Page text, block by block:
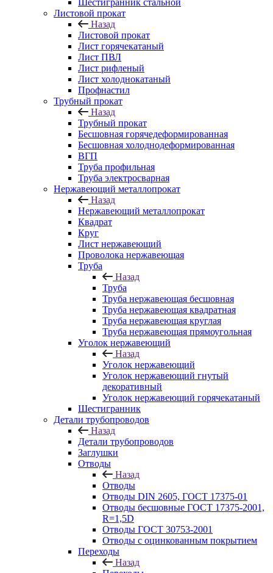
Шестигранник стальной
Листовой прокат
Назад
Листовой прокат
Лист горячекатаный
Лист ПВЛ
Лист рифленый
Лист холоднокатаный
Профнастил
Трубный прокат
Назад
Трубный прокат
Бесшовная горячедеформированная
Бесшовная холоднодеформированная
ВГП
Труба профильная
Труба электросварная
Нержавеющий металлопрокат
Назад
Нержавеющий металлопрокат
Квадрат
Круг
Лист нержавеющий
Проволока нержавеющая
Труба
Назад
Труба
Труба нержавеющая бесшовная
Труба нержавеющая квадратная
Труба нержавеющая круглая
Труба нержавеющая прямоугольная
Уголок нержавеющий
Назад
Уголок нержавеющий
Уголок нержавеющий гнутый
декоративный
Уголок нержавеющий горячекатаный
Шестигранник
Детали трубопроводов
Назад
Детали трубопроводов
Заглушки
Отводы
Назад
Отводы
Отводы DIN 2605, ГОСТ 17375-01
Отводы бесшовные ГОСТ 17375-2001,
R=1,5D
Отводы ГОСТ 30753-2001
Отводы с оцинкованным покрытием
Переходы
Назад